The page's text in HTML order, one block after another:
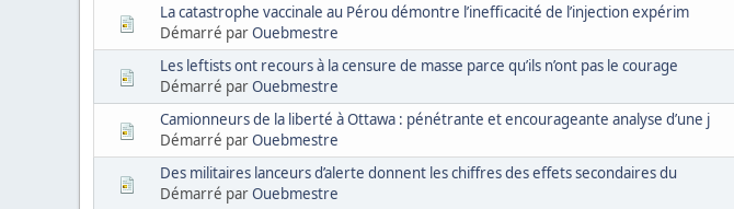
La catastrophe vaccinale au Pérou démontre l’inefficacité de l’injection expérim
Démarré parOuebmestre
Les leftists ont recours à la censure de masse parce qu’ils n’ont pas le courage
Démarré parOuebmestre
Camionneurs de la liberté à Ottawa : pénétrante et encourageante analyse d’une j
Démarré parOuebmestre
Des militaires lanceurs d’alerte donnent les chiffres des effets secondaires du
Démarré parOuebmestre